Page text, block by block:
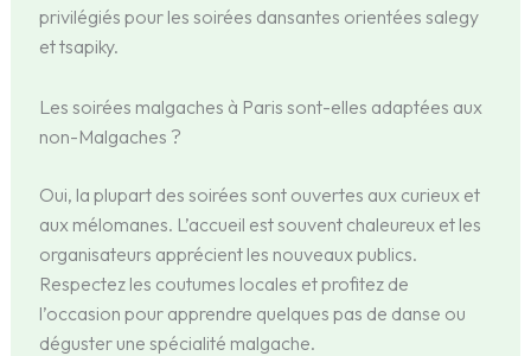
privilégiés pour les soirées dansantes orientées salegy
et tsapiky.
Les soirées malgaches à Paris sont-elles adaptées aux
non-Malgaches ?
Oui, la plupart des soirées sont ouvertes aux curieux et
aux mélomanes. L’accueil est souvent chaleureux et les
organisateurs apprécient les nouveaux publics.
Respectez les coutumes locales et profitez de
l’occasion pour apprendre quelques pas de danse ou
déguster une spécialité malgache.